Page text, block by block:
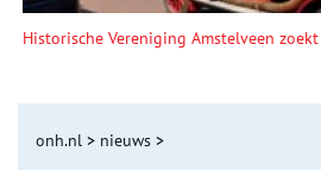
Historische Vereniging Amstelveen
onh.nl > nieuws >